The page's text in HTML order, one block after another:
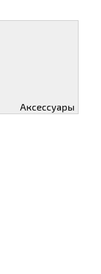
Аксессуары